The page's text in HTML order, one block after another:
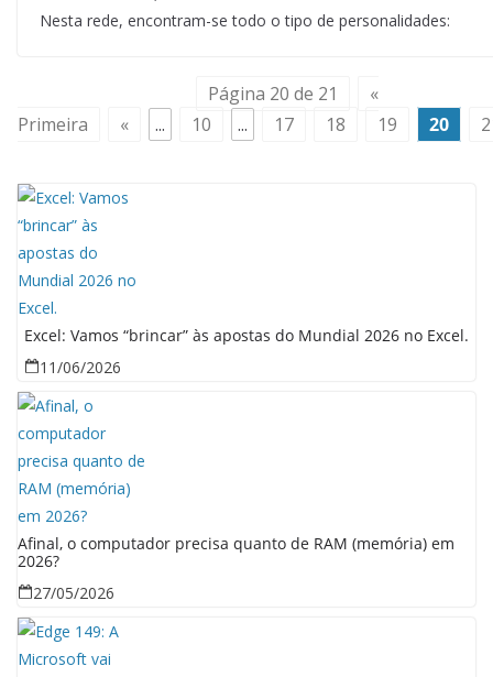
Nesta rede, encontram-se todo o tipo de personalidades:
Página 20 de 21
«
Primeira
« ... 10 ... 17 18 19 20
Excel: Vamos “brincar” às apostas do Mundial 2026 no Excel.
11/06/2026
Afinal, o computador precisa quanto de RAM (memória) em
2026?
27/05/2026